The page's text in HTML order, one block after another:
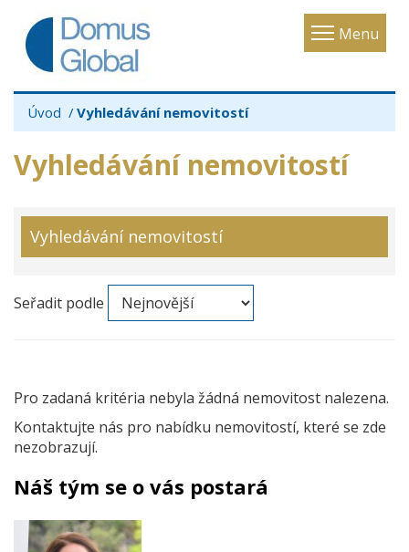
Menu
Toggle
Úvod Vyhledávání nemovitostí
Vyhledávání nemovitostí
Vyhledávání nemovitostí
Seřadit podle
Pro zadaná kritéria nebyla žádná nemovitost nalezena.
Kontaktujte nás pro nabídku nemovitostí, které se zde
nezobrazují.
Náš tým se o vás postará